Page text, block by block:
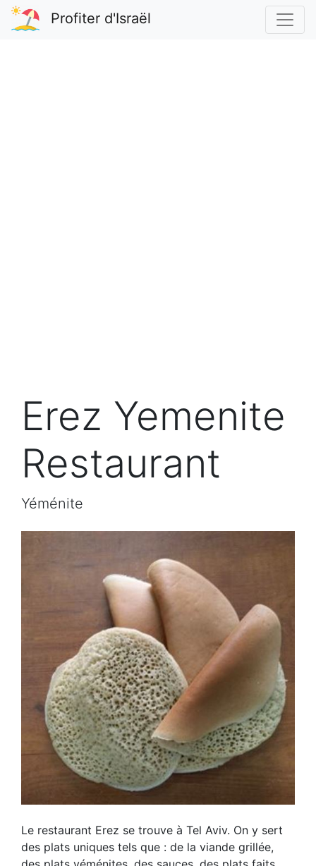
Profiter d'Israël
Erez Yemenite
Restaurant
Yéménite
Le restaurant Erez se trouve à Tel Aviv. On y sert
des plats uniques tels que : de la viande grillée,